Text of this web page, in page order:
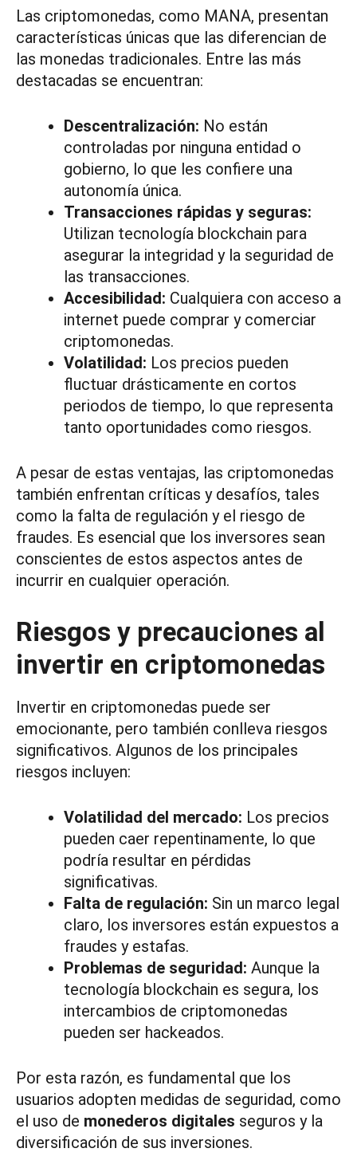
Las criptomonedas, como MANA, presentan
características únicas que las diferencian de
las monedas tradicionales. Entre las más
destacadas se encuentran:
Descentralización: No están
controladas por ninguna entidad o
gobierno, lo que les confiere una
autonomía única.
Transacciones rápidas y seguras:
Utilizan tecnología blockchain para
asegurar la integridad y la seguridad de
las transacciones.
Accesibilidad: Cualquiera con acceso a
internet puede comprar y comerciar
criptomonedas.
Volatilidad: Los precios pueden
fluctuar drásticamente en cortos
periodos de tiempo, lo que representa
tanto oportunidades como riesgos.
A pesar de estas ventajas, las criptomonedas
también enfrentan críticas y desafíos, tales
como la falta de regulación y el riesgo de
fraudes. Es esencial que los inversores sean
conscientes de estos aspectos antes de
incurrir en cualquier operación.
Riesgos y precauciones al
invertir en criptomonedas
Invertir en criptomonedas puede ser
emocionante, pero también conlleva riesgos
significativos. Algunos de los principales
riesgos incluyen:
Volatilidad del mercado: Los precios
pueden caer repentinamente, lo que
podría resultar en pérdidas
significativas.
Falta de regulación: Sin un marco legal
claro, los inversores están expuestos a
fraudes y estafas.
Problemas de seguridad: Aunque la
tecnología blockchain es segura, los
intercambios de criptomonedas
pueden ser hackeados.
Por esta razón, es fundamental que los
usuarios adopten medidas de seguridad, como
el uso de monederos digitales seguros y la
diversificación de sus inversiones.